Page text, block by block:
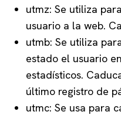
utmz: Se utiliza
usuario a la web.
utmb: Se utiliza
estado el usuario
estadísticos.
último registro de
utmc: Se usa para